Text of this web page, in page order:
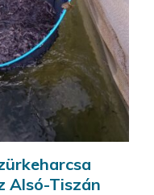
Alsó-Tiszán